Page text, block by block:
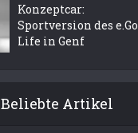
Konzeptcar:
Sportversion des e.Go
Life in Genf
Beliebte Artikel